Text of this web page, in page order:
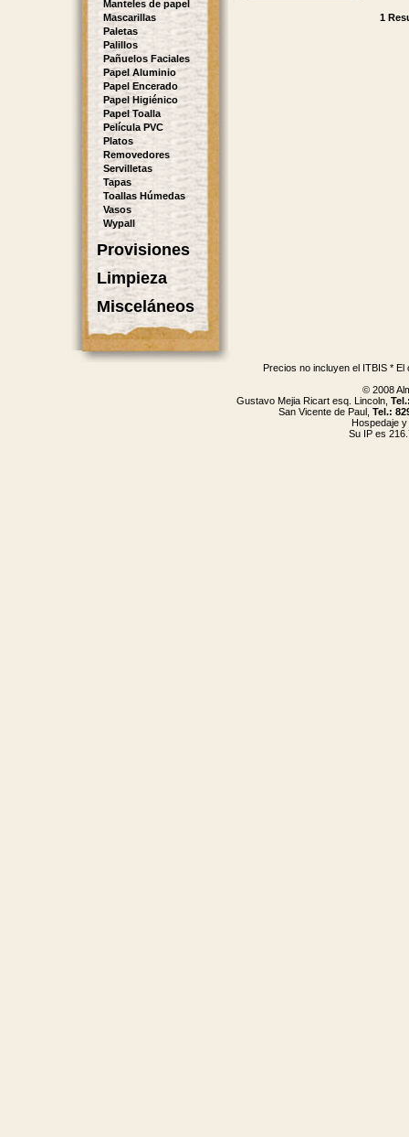
Manteles de papel
Mascarillas
Paletas
Palillos
Pañuelos Faciales
Papel Aluminio
Papel Encerado
Papel Higiénico
Papel Toalla
Película PVC
Platos
Removedores
Servilletas
Tapas
Toallas Húmedas
Vasos
Wypall
Provisiones
Limpieza
Misceláneos
1
Precios no incluyen el ITBIS *
© 2008
Gustavo Mejia Ricart esq. Lincoln,
San Vicente de Paul, Tel.:
Hospedaje
Su IP es